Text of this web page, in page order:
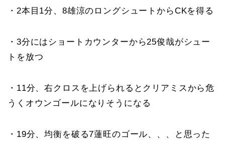
・2本目1分、8雄涼のロングシュートからCKを得る
・3分にはショートカウンターから25俊哉がシュー
トを放つ
・11分、右クロスを上げられるとクリアミスから危
うくオウンゴールになりそうになる
・19分、均衡を破る7蓮旺のゴール、、、と思った